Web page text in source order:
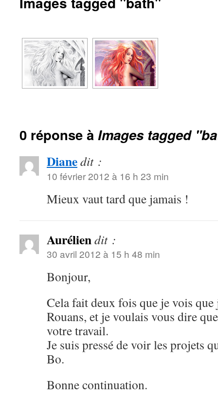
0 réponse à Images tagged
Dianedit :
10 février 2012 à 16 h 23 min
Mieux vaut tard que jamais !
Auréliendit :
30 avril 2012 à 15 h 48 min
Bonjour,
Cela fait deux fois que je vois que
Rouans, et je voulais vous dire
votre travail.
Je suis pressé de voir les projets
Bo.
Bonne continuation.